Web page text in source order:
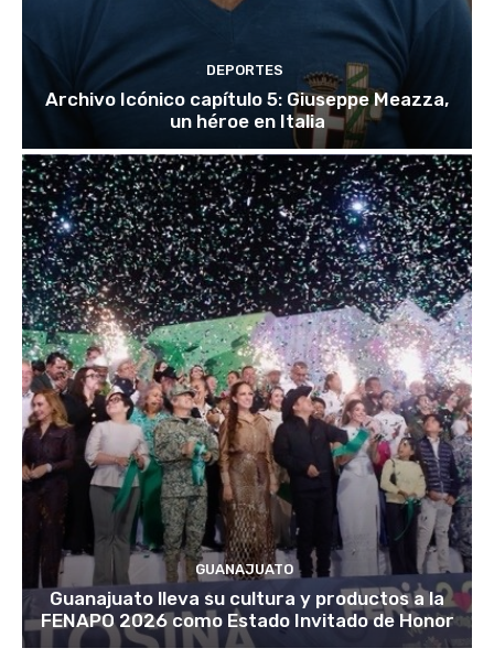
DEPORTES
Archivo Icónico capítulo 5: Giuseppe Meazza,
un héroe en Italia
GUANAJUATO
Guanajuato lleva su cultura y productos a la
FENAPO 2026 como Estado Invitado de Honor